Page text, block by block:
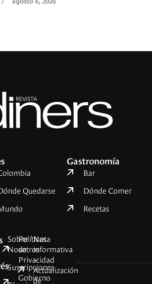
Quedarse
Gastronomía
Bar
Dónde Comer
Recetas
Sobre
Nosotros
Suscripciones
Políticas
de
Privacidad
Gobierno
Nota
informativa
–
Actualización
de